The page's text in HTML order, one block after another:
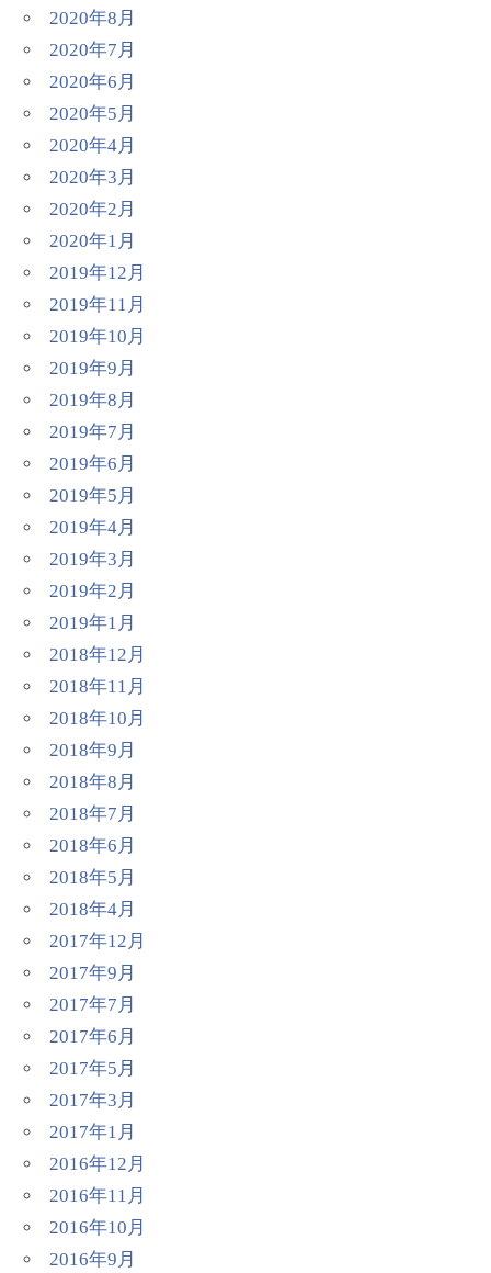
2020年8月
2020年7月
2020年6月
2020年5月
2020年4月
2020年3月
2020年2月
2020年1月
2019年12月
2019年11月
2019年10月
2019年9月
2019年8月
2019年7月
2019年6月
2019年5月
2019年4月
2019年3月
2019年2月
2019年1月
2018年12月
2018年11月
2018年10月
2018年9月
2018年8月
2018年7月
2018年6月
2018年5月
2018年4月
2017年12月
2017年9月
2017年7月
2017年6月
2017年5月
2017年3月
2017年1月
2016年12月
2016年11月
2016年10月
2016年9月